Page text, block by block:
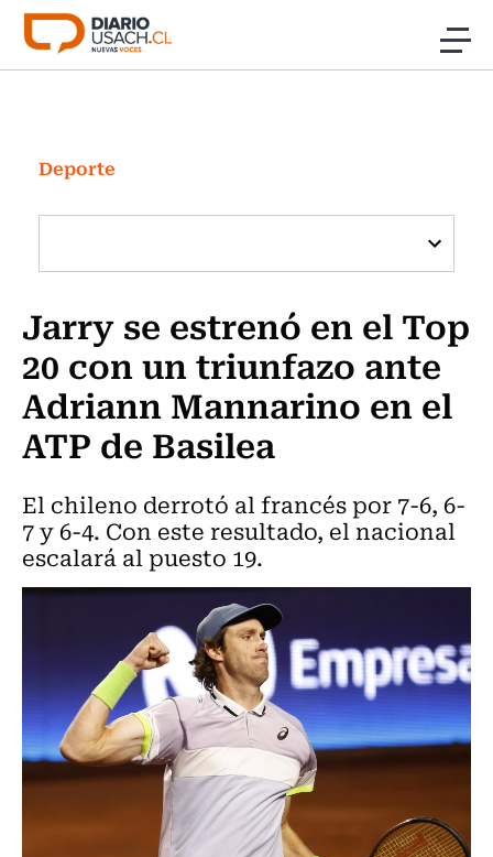
Click acá para ir directamente al contenido
Investigación
Cultura
Programas Radio y TV Usach
Deporte
Jarry se estrenó en el Top
20 con un triunfazo ante
Adriann Mannarino en el
ATP de Basilea
El chileno derrotó al francés por 7-6, 6-
7 y 6-4. Con este resultado, el nacional
escalará al puesto 19.